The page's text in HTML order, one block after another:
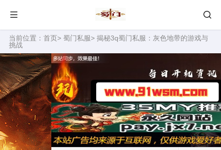
当前位置： 首页> 蜀门私服> 揭秘3q蜀门私服：灰色地带的游戏与
挑战